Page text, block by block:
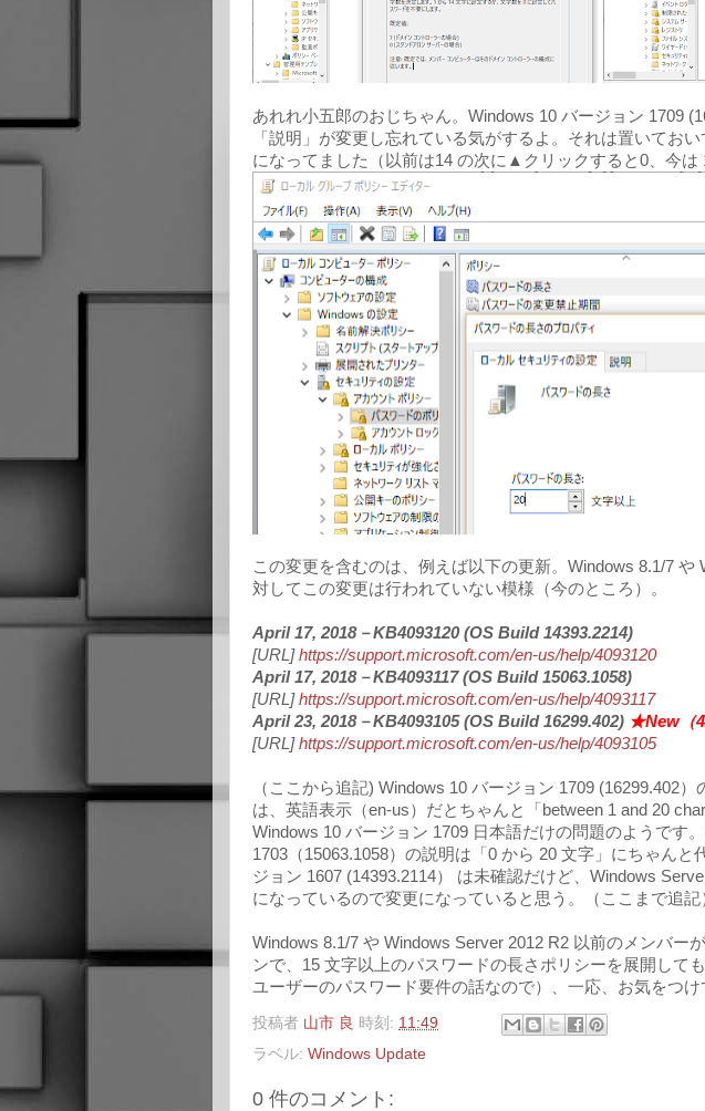
あれれ小五郎のおじちゃん。Windows 10 バージョン 1709
「説明」が変更し忘れている気がするよ。それは置いてお
になってました（以前は14 の次に▲クリックすると0、今は
この変更を含むのは、例えば以下の更新。Windows 8.1/7 や
対してこの変更は行われていない模様（今のところ）。
April 17, 2018－KB4093120 (OS Build 14393.2214)
[URL]https://support.microsoft.com/en-us/help/4093120
April 17, 2018－KB4093117 (OS Build 15063.1058)
[URL]https://support.microsoft.com/en-us/help/4093117
April 23, 2018－KB4093105 (OS Build 16299.402) ★New（
[URL]https://support.microsoft.com/en-us/help/4093105
（ここから追記) Windows 10 バージョン 1709 (16299.402）
は、英語表示（en-us）だとちゃんと「between 1 and 20
Windows 10 バージョン 1709 日本語だけの問題のようです
1703（15063.1058）の説明は「0 から 20 文字」にちゃんと
ジョン 1607 (14393.2114） は未確認だけど、Windows
になっているので変更になっていると思う。（ここまで追記
Windows 8.1/7 や Windows Server 2012 R2 以前のメンバー
ンで、15 文字以上のパスワードの長さポリシーを展開して
ユーザーのパスワード要件の話なので）、一応、お気をつけ
投稿者 山市 良 時刻: 11:49
ラベル: Windows Update
0 件のコメント: